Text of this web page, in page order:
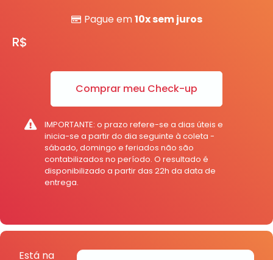
Pague em10x sem juros
R$
Comprar meu Check-up
IMPORTANTE: o prazo refere-se a dias úteis e
inicia-se a partir do dia seguinte à coleta -
sábado, domingo e feriados não são
contabilizados no período. O resultado é
disponibilizado a partir das 22h da data de
entrega.
Está na